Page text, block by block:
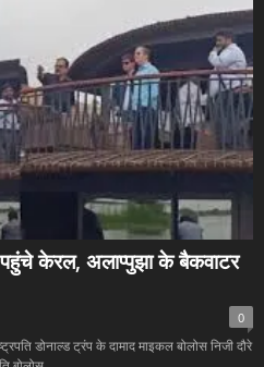
केरल, अलाप्पुझा के बैकवाटर
0
डोनाल्ड ट्रंप के दामाद माइकल बोलोस निजी दौरे